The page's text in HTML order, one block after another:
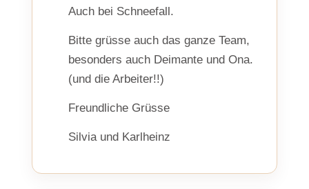
Auch bei Schneefall.
Bitte grüsse auch das ganze Team,
besonders auch Deimante und Ona.
(und die Arbeiter!!)
Freundliche Grüsse
Silvia und Karlheinz